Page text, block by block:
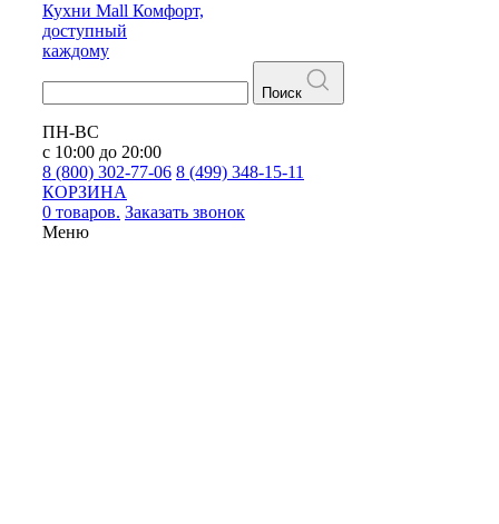
Кухни Mall Комфорт,
доступный
каждому
Поиск
ПН-ВС
с 10:00 до 20:00
8 (800) 302-77-06 8 (499) 348-15-11
КОРЗИНА
0 товаров. Заказать звонок
Меню